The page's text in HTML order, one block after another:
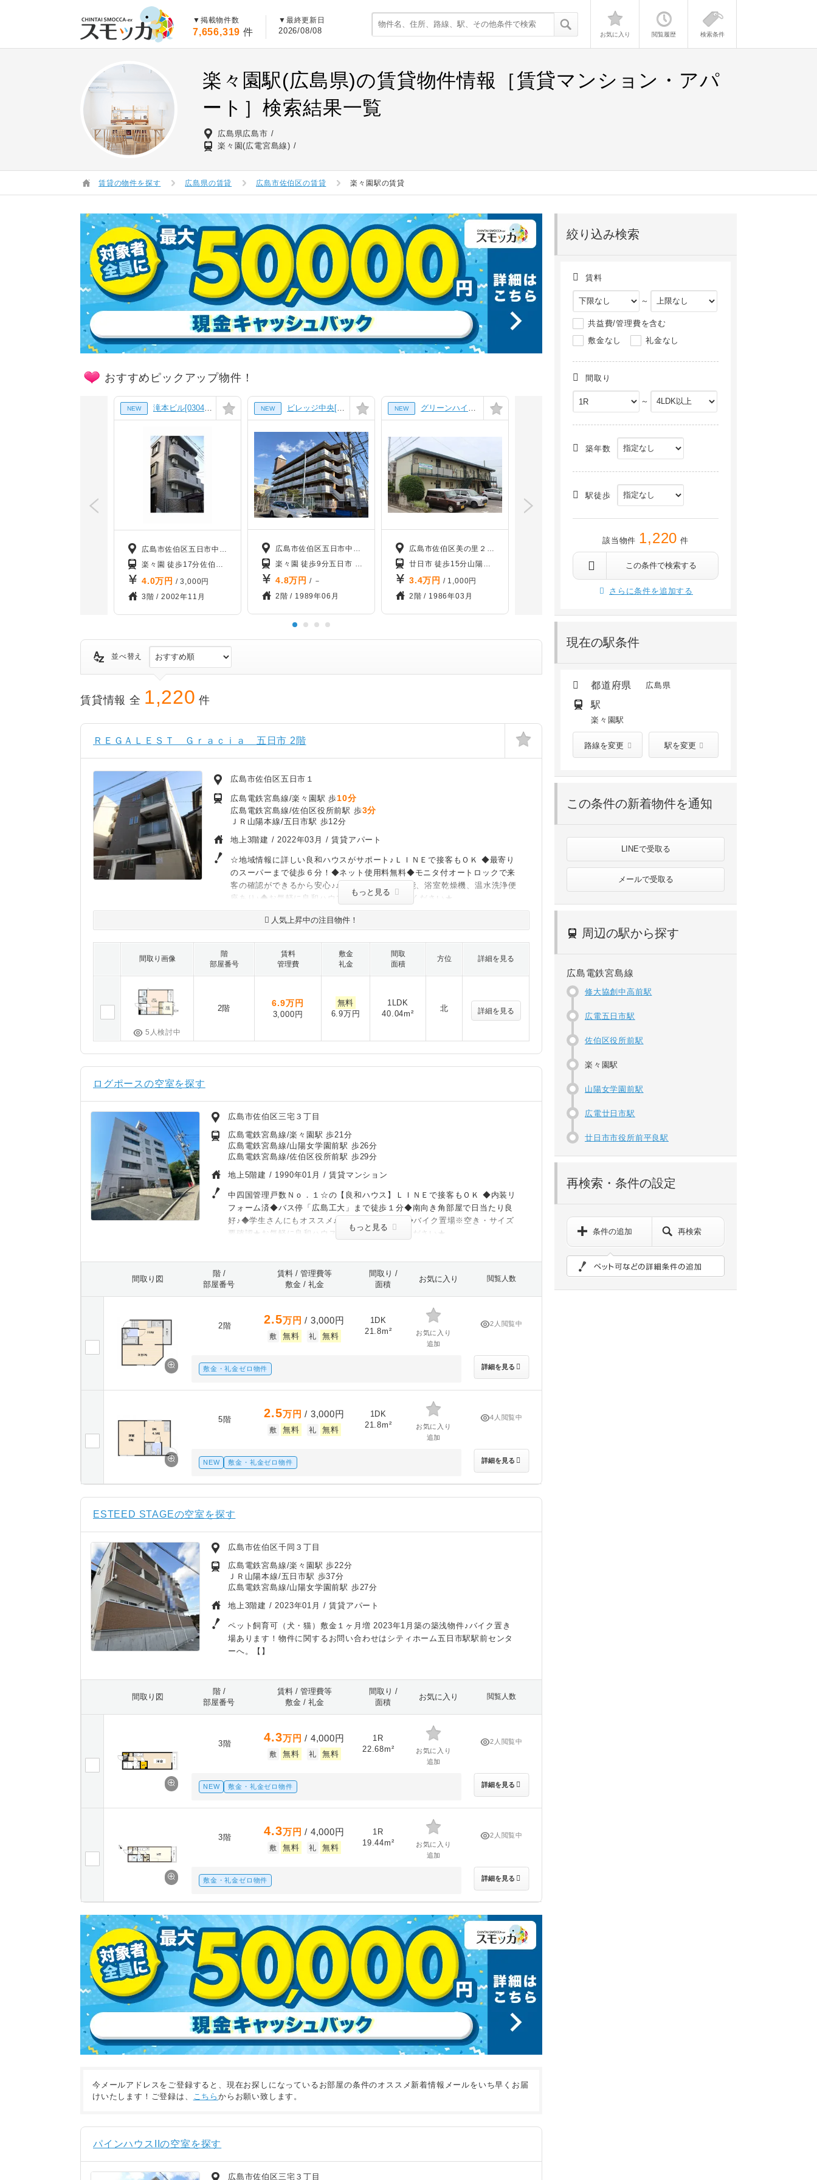
▼掲載物件数
7,656,319 件
▼最終更新日
2026/08/08 お気に入り 閲覧履歴 検索条件
楽々園駅(広島県)の賃貸物件情報［賃貸マンション・アパ
ート］検索結果一覧
広島県広島市
楽々園(広電宮島線)
賃貸の物件を探す 広島県の賃貸 広島市佐伯区の賃貸 楽々園駅の賃貸
絞り込み検索
賃料
～
共益費/管理費を含む
敷金なし
礼金なし
間取り
～
築年数
駅徒歩
該当物件 1,220 件
この条件で検索する
さらに条件を追加する
現在の駅条件
都道府県 広島県
駅
楽々園駅
路線を変更 駅を変更
この条件の新着物件を通知
LINEで受取る
メールで受取る
周辺の駅から探す
広島電鉄宮島線
修大協創中高前駅
広電五日市駅
佐伯区役所前駅
楽々園駅
山陽女学園前駅
広電廿日市駅
廿日市市役所前平良駅
再検索・条件の設定
条件の追加 再検索
おすすめピックアップ物件！
NEW 滝本ビル[0304号室]
広島市佐伯区五日市中央3丁目
楽々園 徒歩17分佐伯区役所前 徒歩17分 広電バス 「五日市中央公民館」バス停から徒歩2分
4.0万円 / 3,000円
3階 / 2002年11月
NEW ビレッジ中央[0201号室]
広島市佐伯区五日市中央2丁目
楽々園 徒歩9分五日市 徒歩18分 佐伯区役所前 徒歩11分
4.8万円 / －
2階 / 1989年06月
NEW グリーンハイツ美の里[201号室]
広島市佐伯区美の里２丁目
廿日市 徒歩15分山陽女学園前 徒歩8分 楽々園 徒歩13分
3.4万円 / 1,000円
2階 / 1986年03月
楽々園 徒歩4分廿日市 徒歩24分
4.3万円/ －
1階 /1999年03月
並べ替え
賃貸情報 全 1,220 件
ＲＥＧＡＬＥＳＴ Ｇｒａｃｉａ 五日市 2階
広島市佐伯区五日市１
広島電鉄宮島線/楽々園駅 歩10分
広島電鉄宮島線/佐伯区役所前駅 歩3分
ＪＲ山陽本線/五日市駅 歩12分
地上3階建 /2022年03月 / 賃貸アパート
☆地域情報に詳しい良和ハウスがサポート♪ＬＩＮＥで接客もＯＫ ◆最寄り
のスーパーまで徒歩６分！◆ネット使用料無料◆モニタ付オートロックで来
客の確認ができるから安心♪♪◆うれしい追焚機能、浴室乾燥機、温水洗浄便
座あり♪◆お気軽に良和ハウスまでお問い合わせください★
もっと見る
人気上昇中の注目物件！
間取り画像
階
部屋番号
賃料
管理費
敷金
礼金
間取
面積
方位 詳細を見る
5人検討中
2階
6.9万円
3,000円
無料
6.9万円
1LDK
40.04m²
北 詳細を見る
ログポースの空室を探す
広島市佐伯区三宅３丁目
広島電鉄宮島線/楽々園駅 歩21分
広島電鉄宮島線/山陽女学園前駅 歩26分
広島電鉄宮島線/佐伯区役所前駅 歩29分
地上5階建 / 1990年01月 / 賃貸マンション
中四国管理戸数Ｎｏ．１☆の【良和ハウス】ＬＩＮＥで接客もＯＫ ◆内装リ
フォーム済◆バス停「広島工大」まで徒歩１分◆南向き角部屋で日当たり良
好♪◆学生さんにもオススメ♪ネット使用料無料◆バイク置場※空き・サイズ
要確認★お気軽に良和ハウスまでお問い合わせください★
もっと見る
間取り図
階 /
部屋番号
賃料 / 管理費等
敷金 / 礼金
間取り /
面積
お気に入り 閲覧人数
2階 2.5万円 / 3,000円
敷 無料 礼 無料
1DK
21.8m²
お気に入り
追加
敷金・礼金ゼロ物件
2人閲覧中
詳細を見る
5階 2.5万円 / 3,000円
敷 無料 礼 無料
1DK
21.8m²
お気に入り
追加
NEW 敷金・礼金ゼロ物件
4人閲覧中
詳細を見る
ESTEED STAGEの空室を探す
広島市佐伯区千同３丁目
広島電鉄宮島線/楽々園駅 歩22分
ＪＲ山陽本線/五日市駅 歩37分
広島電鉄宮島線/山陽女学園前駅 歩27分
地上3階建 /2023年01月 / 賃貸アパート
ペット飼育可（犬・猫）敷金１ヶ月増 2023年1月築の築浅物件♪バイク置き
場あります！物件に関するお問い合わせはシティホーム五日市駅駅前センタ
ーへ。【】
間取り図
階 /
部屋番号
賃料 / 管理費等
敷金 / 礼金
間取り /
面積
お気に入り 閲覧人数
3階 4.3万円 / 4,000円
敷 無料 礼 無料
1R
22.68m²
お気に入り
追加
NEW 敷金・礼金ゼロ物件
2人閲覧中
詳細を見る
3階 4.3万円 / 4,000円
敷 無料 礼 無料
1R
19.44m²
お気に入り
追加
敷金・礼金ゼロ物件
2人閲覧中
詳細を見る
今メールアドレスをご登録すると、現在お探しになっているお部屋の条件のオススメ新着情報メールをいち早くお届
けいたします！ご登録は、 こちらからお願い致します。
パインハウスIIの空室を探す
広島市佐伯区三宅３丁目